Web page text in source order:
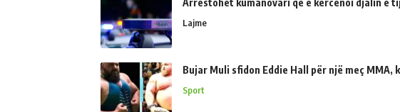
Arrestohet kumanovari që e kërcënoi djalin e tij
Lajme
Bujar Muli sfidon Eddie Hall për një meç
Sport